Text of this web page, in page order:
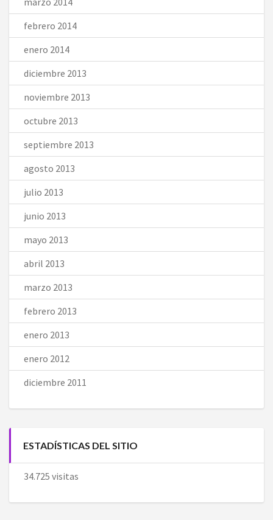
febrero 2014
enero 2014
diciembre 2013
noviembre 2013
octubre 2013
septiembre 2013
agosto 2013
julio 2013
junio 2013
mayo 2013
abril 2013
marzo 2013
febrero 2013
enero 2013
enero 2012
diciembre 2011
ESTADÍSTICAS DEL SITIO
34.725 visitas